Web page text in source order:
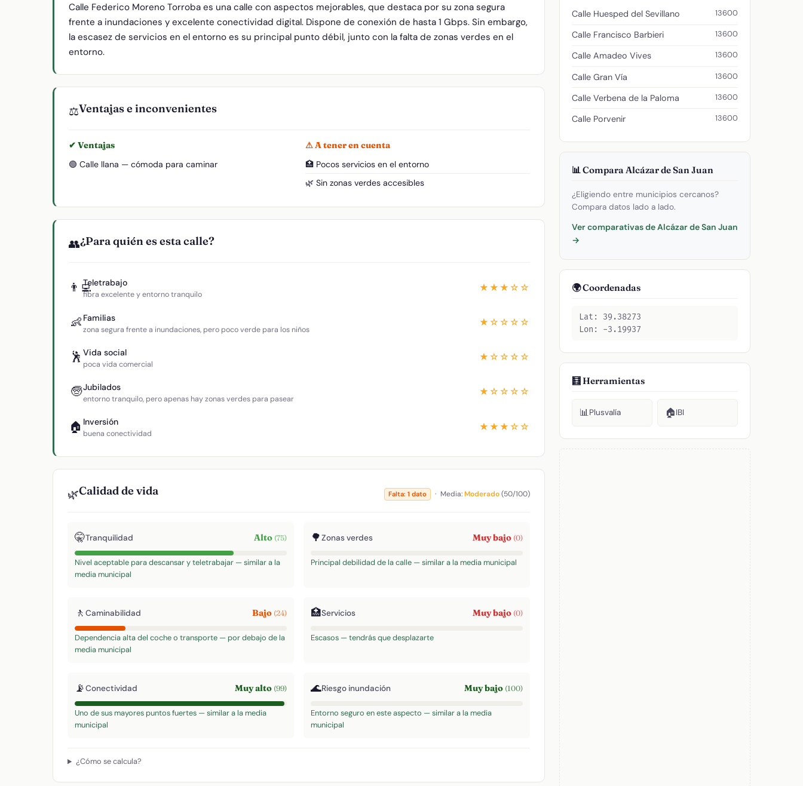
Calle Federico Moreno Torroba es una calle con aspectos mejorables, que destaca por su zona segura
frente a inundaciones y excelente conectividad digital. Dispone de conexión de hasta 1 Gbps. Sin embargo,
la escasez de servicios en el entorno es su principal punto débil, junto con la falta de zonas verdes en el
entorno.
⚖️Ventajas e inconvenientes
✔ Ventajas
🟢 Calle llana — cómoda para caminar
⚠ A tener en cuenta
🏥 Pocos servicios en el entorno
🌿 Sin zonas verdes accesibles
👥¿Para quién es esta calle?
👨‍💻Teletrabajo
fibra excelente y entorno tranquilo
★★★☆☆
👶 Familias
zona segura frente a inundaciones, pero poco verde para los niños
★☆☆☆☆
🕺 Vida social
poca vida comercial
★☆☆☆☆
🧓Jubilados
entorno tranquilo, pero apenas hay zonas verdes para pasear
★☆☆☆☆
🏠 Inversión
buena conectividad
★★★☆☆
🌿Calidad de vida Falta: 1 dato · Media:Moderado(50/100)
🤫Tranquilidad Alto (75)
Nivel aceptable para descansar y teletrabajar — similar a la
media municipal
🌳Zonas verdes Muy bajo (0)
Principal debilidad de la calle — similar a la media municipal
🚶 Caminabilidad Bajo (24)
Dependencia alta del coche o transporte — por debajo de la
media municipal
🏥Servicios Muy bajo (0)
Escasos — tendrás que desplazarte
📡Conectividad Muy alto (99)
Uno de sus mayores puntos fuertes — similar a la media
municipal
🌊Riesgo inundación Muy bajo (100)
Entorno seguro en este aspecto — similar a la media
municipal
¿Cómo se calcula?
Calle Huesped del Sevillano 13600
Calle Francisco Barbieri 13600
Calle Amadeo Vives 13600
Calle Gran Vía 13600
Calle Verbena de la Paloma 13600
Calle Porvenir 13600
📊 Compara Alcázar de San Juan
¿Eligiendo entre municipios cercanos?
Compara datos lado a lado.
Ver comparativas de Alcázar de San Juan
→
🌍 Coordenadas
Lat: 39.38273
Lon: -3.19937
🧮 Herramientas
📊Plusvalía 🏠IBI